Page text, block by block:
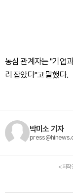
농심 관계자는 "기업
리 잡았다"고 말했다.
박미소 기자
<저작